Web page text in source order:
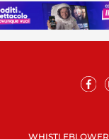
WHISTLEBLOWER